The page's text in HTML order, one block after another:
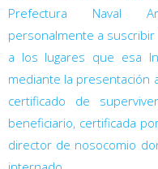
Prefectura Naval
personalmente a
a los lugares que esa
mediante la presentación
certificado de
beneficiario, certificada
director de nosocomio